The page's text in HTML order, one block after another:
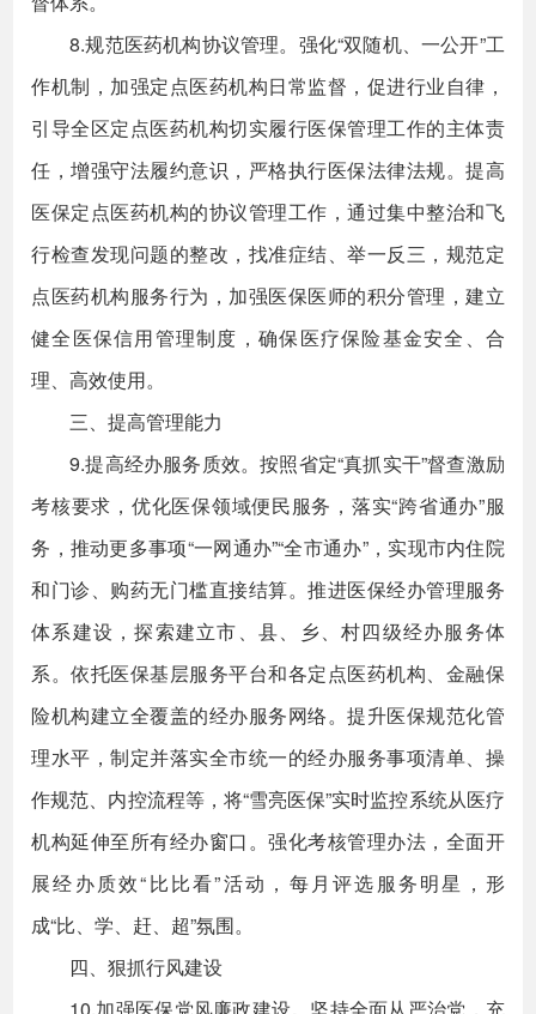
8.规范医药机构协议管理。强化“双随机、一公开”工
作机制，加强定点医药机构日常监督，促进行业自律，
引导全区定点医药机构切实履行医保管理工作的主体责
任，增强守法履约意识，严格执行医保法律法规。提高
医保定点医药机构的协议管理工作，通过集中整治和飞
行检查发现问题的整改，找准症结、举一反三，规范定
点医药机构服务行为，加强医保医师的积分管理，建立
健全医保信用管理制度，确保医疗保险基金安全、合
理、高效使用。
三、提高管理能力
9.提高经办服务质效。按照省定“真抓实干”督查激励
考核要求，优化医保领域便民服务，落实“跨省通办”服
务，推动更多事项“一网通办”“全市通办”，实现市内住院
和门诊、购药无门槛直接结算。推进医保经办管理服务
体系建设，探索建立市、县、乡、村四级经办服务体
系。依托医保基层服务平台和各定点医药机构、金融保
险机构建立全覆盖的经办服务网络。提升医保规范化管
理水平，制定并落实全市统一的经办服务事项清单、操
作规范、内控流程等，将“雪亮医保”实时监控系统从医疗
机构延伸至所有经办窗口。强化考核管理办法，全面开
展经办质效“比比看”活动，每月评选服务明星，形
成“比、学、赶、超”氛围。
四、狠抓行风建设